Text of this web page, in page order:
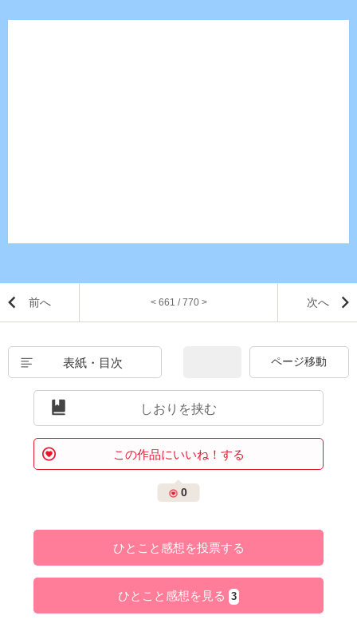
前へ < 661 / 770 > 次へ
表紙・目次
しおりを挟む
この作品にいいね！する
0
ひとこと感想を投票する
ひとこと感想を見る 3